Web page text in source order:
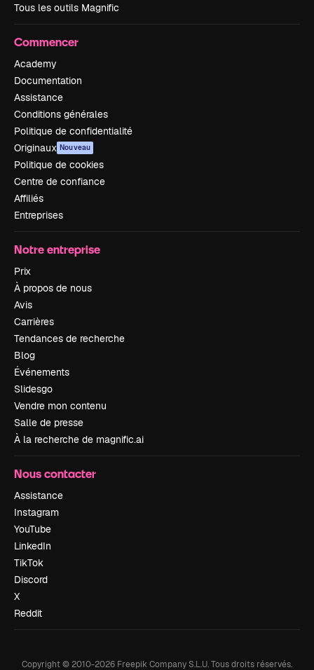
Tous les outils Magnific
Commencer
Academy
Documentation
Assistance
Conditions générales
Politique de confidentialité
Originaux Nouveau
Politique de cookies
Centre de confiance
Affiliés
Entreprises
Notre entreprise
Prix
À propos de nous
Avis
Carrières
Tendances de recherche
Blog
Événements
Slidesgo
Vendre mon contenu
Salle de presse
À la recherche de magnific.ai
Nous contacter
Assistance
Instagram
YouTube
LinkedIn
TikTok
Discord
X
Reddit
Copyright © 2010-2026 Freepik Company S.L.U.Tous droits réservés.